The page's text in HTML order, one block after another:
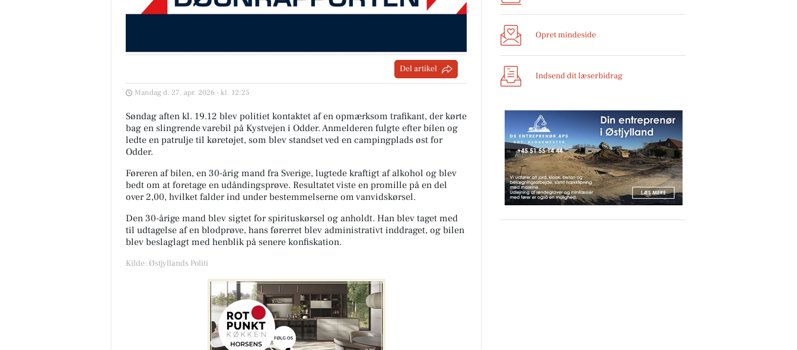
Del artikel
Mandag d. 27. apr. 2026 - kl. 12:25
Søndag aften kl. 19.12 blev politiet kontaktet af en opmærksom trafikant, der kørte
bag en slingrende varebil på Kystvejen i Odder. Anmelderen fulgte efter bilen og
ledte en patrulje til køretøjet, som blev standset ved en campingplads øst for
Odder.
Føreren af bilen, en 30-årig mand fra Sverige, lugtede kraftigt af alkohol og blev
bedt om at foretage en udåndingsprøve. Resultatet viste en promille på en del
over 2,00, hvilket falder ind under bestemmelserne om vanvidskørsel.
Den 30-årige mand blev sigtet for spirituskørsel og anholdt. Han blev taget med
til udtagelse af en blodprøve, hans førerret blev administrativt inddraget, og bilen
blev beslaglagt med henblik på senere konfiskation.
Kilde: Østjyllands Politi
Opret mindeside
Indsend dit læserbidrag